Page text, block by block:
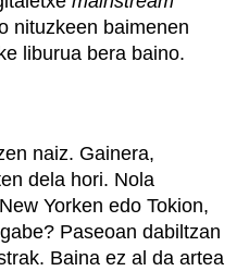
nituzkeen baimenen
liburua bera baino.
naiz. Gainera,
dela hori. Nola
Yorken edo Tokion,
Paseoan dabiltzan
Baina ez al da artea